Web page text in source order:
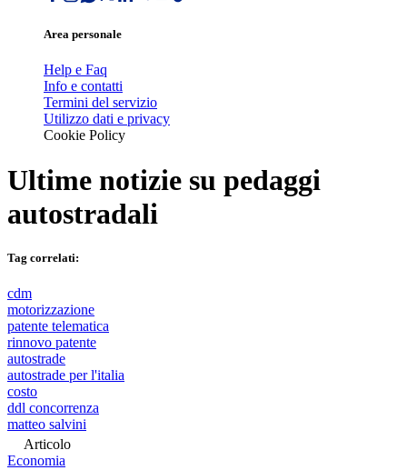
Area personale
Help e Faq
Info e contatti
Termini del servizio
Utilizzo dati e privacy
Cookie Policy
Ultime notizie su pedaggi
autostradali
Tag correlati:
cdm
motorizzazione
patente telematica
rinnovo patente
autostrade
autostrade per l'italia
costo
ddl concorrenza
matteo salvini
Articolo
Economia